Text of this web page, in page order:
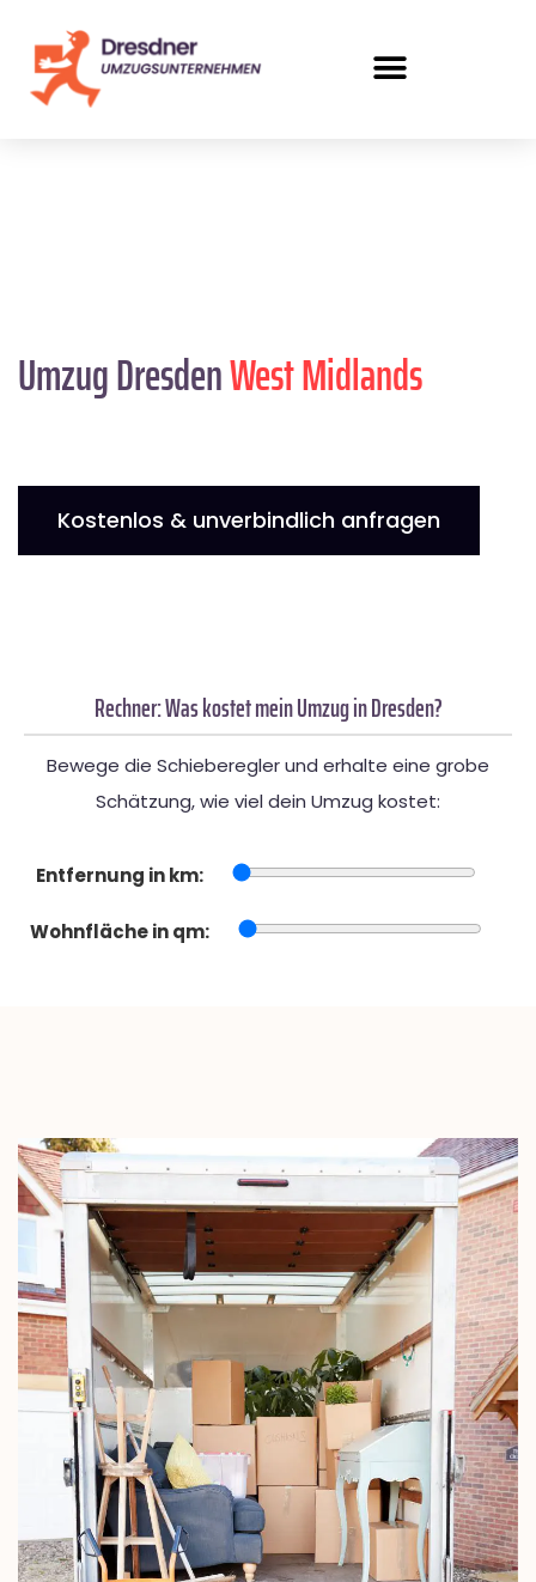
Umzug DresdenWest Midlands
Kostenlos & unverbindlich anfragen
Rechner: Was kostet mein Umzug in Dresden?
Bewege die Schieberegler und erhalte eine grobe
Schätzung, wie viel dein Umzug kostet:
Entfernung in km:
Wohnfläche in qm: